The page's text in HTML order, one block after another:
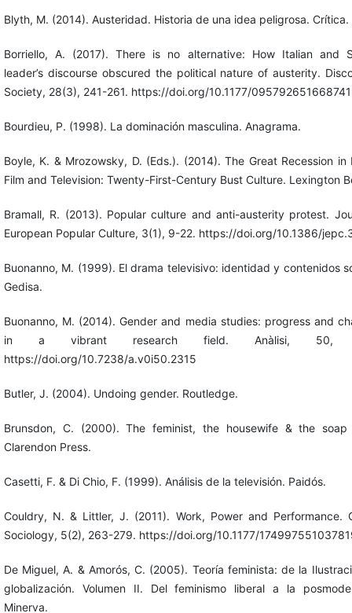
Blyth, M. (2014). Austeridad. Historia de una idea peligrosa. Crítica.
Borriello, A. (2017). There is no alternative: How Italian and
leader’s discourse obscured the political nature of austerity.
Society, 28(3), 241-261. https://doi.org/10.1177/
Bourdieu, P. (1998). La dominación masculina. Anagrama.
Boyle, K. & Mrozowsky, D. (Eds.). (2014). The Great Recession in
Film and Television: Twenty-First-Century Bust Culture. Lexington
Bramall, R. (2013). Popular culture and anti-austerity protest.
European Popular Culture, 3(1), 9-22. https://doi.org/10.1386/
Buonanno, M. (1999). El drama televisivo: identidad y contenidos
Gedisa.
Buonanno, M. (2014). Gender and media studies: progress and
in a vibrant research field. Anàlisi, 50,
https://doi.org/10.7238/a.v0i50.2315
Butler, J. (2004). Undoing gender. Routledge.
Brunsdon, C. (2000). The feminist, the housewife & the soap
Clarendon Press.
Casetti, F. & Di Chio, F. (1999). Análisis de la televisión. Paidós.
Couldry, N. & Littler, J. (2011). Work, Power and Performance.
Sociology, 5(2), 263-279. https://doi.org/10.1177/
De Miguel, A. & Amorós, C. (2005). Teoría feminista: de la
globalización. Volumen II. Del feminismo liberal a la
Minerva.